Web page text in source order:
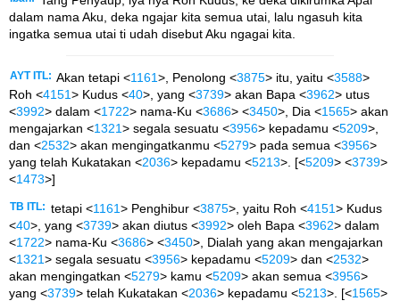
dalam nama Aku, deka ngajar kita semua utai, lalu ngasuh kita
ingatka semua utai ti udah disebut Aku ngagai kita.
AYT ITL: Akan tetapi <1161>, Penolong <3875> itu, yaitu <3588>
Roh <4151> Kudus <40>, yang <3739> akan Bapa <3962> utus
<3992> dalam <1722> nama-Ku <3686> <3450>, Dia <1565> akan
mengajarkan <1321> segala sesuatu <3956> kepadamu <5209>,
dan <2532> akan mengingatkanmu <5279> pada semua <3956>
yang telah Kukatakan <2036> kepadamu <5213>. [<5209> <3739>
<1473>]
TB ITL: tetapi <1161> Penghibur <3875>, yaitu Roh <4151> Kudus
<40>, yang <3739> akan diutus <3992> oleh Bapa <3962> dalam
<1722> nama-Ku <3686> <3450>, Dialah yang akan mengajarkan
<1321> segala sesuatu <3956> kepadamu <5209> dan <2532>
akan mengingatkan <5279> kamu <5209> akan semua <3956>
yang <3739> telah Kukatakan <2036> kepadamu <5213>. [<1565>